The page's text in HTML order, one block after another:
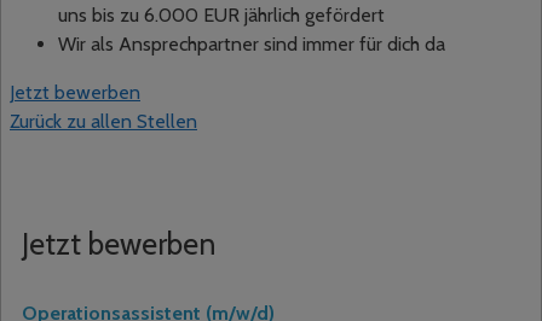
uns bis zu 6.000 EUR jährlich gefördert
Wir als Ansprechpartner sind immer für dich da
Jetzt bewerben
Zurück zu allen Stellen
Jetzt bewerben
Operationsassistent (m/w/d)